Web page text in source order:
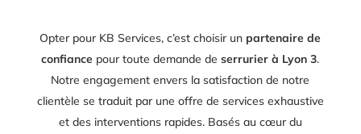
Opter pour KB Services, c’est choisir un partenaire de
confiance pour toute demande deserrurier à Lyon 3.
Notre engagement envers la satisfaction de notre
clientèle se traduit par une offre de services exhaustive
et des interventions rapides. Basés au cœur du